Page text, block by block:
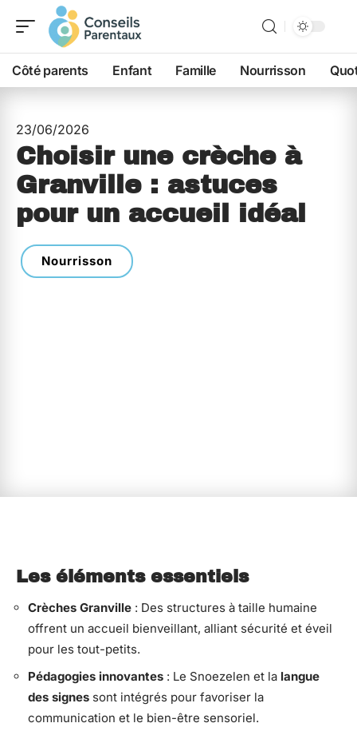
Côté parents Enfant Famille Nourrisson
23/06/2026
Choisir une crèche à
Granville : astuces
pour un accueil idéal
Nourrisson
Les éléments essentiels
Crèches Granville : Des structures à taille humaine
offrent un accueil bienveillant, alliant sécurité et éveil
pour les tout-petits.
Pédagogies innovantes : Le Snoezelen et la langue
des signes sont intégrés pour favoriser la
communication et le bien-être sensoriel.